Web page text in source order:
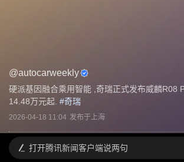
@autocarweekly
硬派基因融合乘用智能 ,奇瑞正式发布威麟R08
14.48万元起. #奇瑞
2026-04-18 11:04 发布于上海
打开腾讯新闻客户端说两句